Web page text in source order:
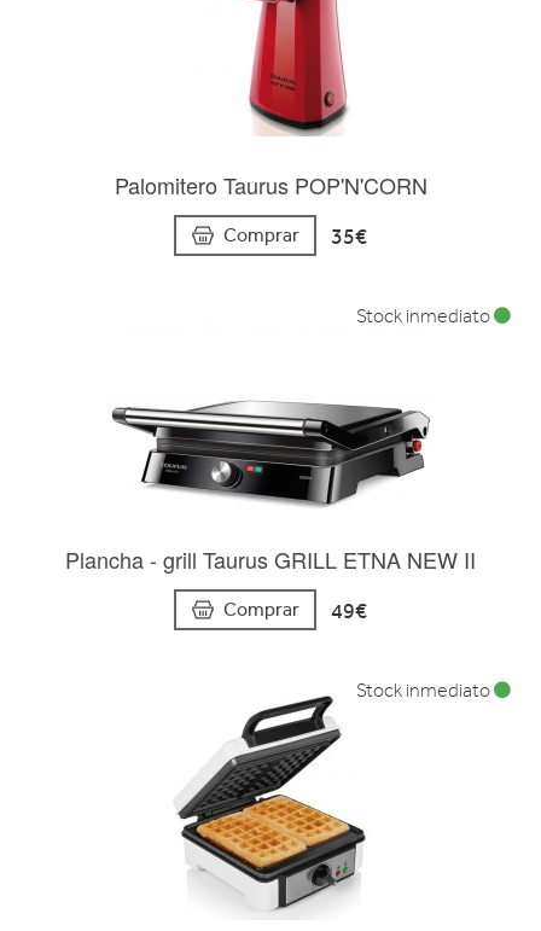
Palomitero Taurus POP'N'CORN
Comprar 35€
Plancha - grill Taurus GRILL ETNA NEW II
Comprar 49€
Stock inmediato
Stock inmediato